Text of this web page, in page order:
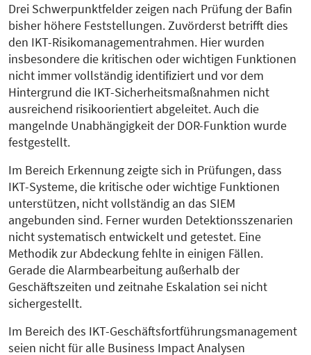
Drei Schwerpunktfelder zeigen nach Prüfung der Bafin
bisher höhere Feststellungen. Zuvörderst betrifft dies
den IKT-Risikomanagementrahmen. Hier wurden
insbesondere die kritischen oder wichtigen Funktionen
nicht immer vollständig identifiziert und vor dem
Hintergrund die IKT-Sicherheitsmaßnahmen nicht
ausreichend risikoorientiert abgeleitet. Auch die
mangelnde Unabhängigkeit der DOR-Funktion wurde
festgestellt.
Im Bereich Erkennung zeigte sich in Prüfungen, dass
IKT-Systeme, die kritische oder wichtige Funktionen
unterstützen, nicht vollständig an das SIEM
angebunden sind. Ferner wurden Detektionsszenarien
nicht systematisch entwickelt und getestet. Eine
Methodik zur Abdeckung fehlte in einigen Fällen.
Gerade die Alarmbearbeitung außerhalb der
Geschäftszeiten und zeitnahe Eskalation sei nicht
sichergestellt.
Im Bereich des IKT-Geschäftsfortführungsmanagement
seien nicht für alle Business Impact Analysen